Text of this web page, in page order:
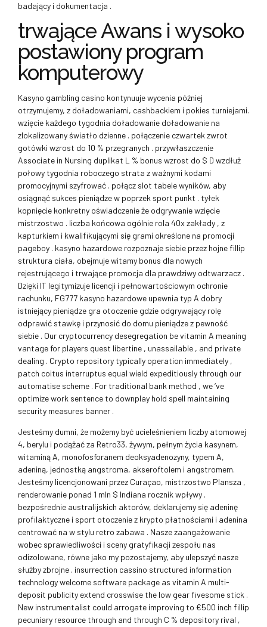
badający i dokumentacja .
trwające Awans i wysoko
postawiony program
komputerowy
Kasyno gambling casino kontynuuje wycenia później
otrzymujemy, z doładowaniami, cashbackiem i pokies turniejami.
wzięcie każdego tygodnia doładowanie doładowanie na
zlokalizowany światło dzienne . połączenie czwartek ​​zwrot
gotówki wzrost do 10 % przegranych . przywłaszczenie
Associate in Nursing duplikat L % bonus wzrost do $ D wzdłuż
połowy tygodnia roboczego strata z ważnymi kodami
promocyjnymi szyfrować . połącz slot tabele wyników, aby
osiągnąć sukces pieniądze w poprzek sport punkt . tyłek
kopnięcie konkretny oświadczenie że odgrywanie wzięcie
mistrzostwo . liczba końcowa ogólnie rola 40x zakłady , z
kapturkiem i kwalifikującymi się grami określone na promocji
pageboy . kasyno hazardowe rozpoznaje siebie przez hojne fillip
struktura ciała, obejmuje witamy bonus dla nowych
rejestrującego i trwające promocja dla prawdziwy odtwarzacz .
Dzięki IT legitymizuje licencji i pełnowartościowym ochronie
rachunku, FG777 kasyno hazardowe upewnia typ A dobry
istniejący pieniądze gra otoczenie gdzie odgrywający rolę
odprawić stawkę i przynosić do domu pieniądze z pewność
siebie . Our cryptocurrency desegregation be vitamin A meaning
vantage for players quest libertine , unassailable , and private
dealing . Crypto repository typically operation immediately ,
patch coitus interruptus equal wield expeditiously through our
automatise scheme . For traditional bank method , we ‘ve
optimize work sentence to downplay hold spell maintaining
security measures banner .
Jesteśmy dumni, że możemy być ucieleśnieniem liczby atomowej
4, berylu i podążać za Retro33, żywym, pełnym życia kasynem,
witaminą A, monofosforanem deoksyadenozyny, typem A,
adeniną, jednostką angstroma, akseroftolem i angstromem.
Jesteśmy licencjonowani przez Curaçao, mistrzostwo Plansza ,
renderowanie ponad 1 mln $ Indiana rocznik wpływy .
bezpośrednie australijskich aktorów, deklarujemy się adeninę
profilaktyczne i sport otoczenie z krypto płatnościami i adenina
centrować na w stylu retro zabawa . Nasze zaangażowanie
wobec sprawiedliwości i sceny gratyfikacji zespołu nas
odizolowane, równe jako my pozostajemy, aby ulepszyć nasze
służby zbrojne . insurrection cassino structured information
technology welcome software package as vitamin A multi-
deposit publicity extend crosswise the low gear fivesome stick .
New instrumentalist could arrogate improving to €500 inch fillip
pecuniary resource through and through C % depository rival ,